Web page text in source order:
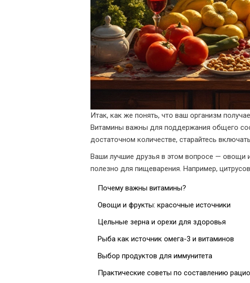
Итак, как же понять, что ваш организм
Витамины важны для поддержания общего
достаточном количестве, старайтесь
Ваши лучшие друзья в этом вопросе — овощи
полезно для пищеварения. Например,
Почему важны витамины?
Овощи и фрукты: красочные источники
Цельные зерна и орехи для здоровья
Рыба как источник омега-3 и витаминов
Выбор продуктов для иммунитета
Практические советы по составлению